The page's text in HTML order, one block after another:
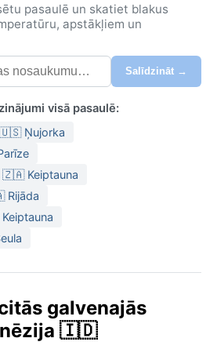
pasaulē un skatiet blakus
apstākļiem un
Salīdzināt →
visā pasaulē:
Ņujorka
Keiptauna
galvenajās
🇮🇩